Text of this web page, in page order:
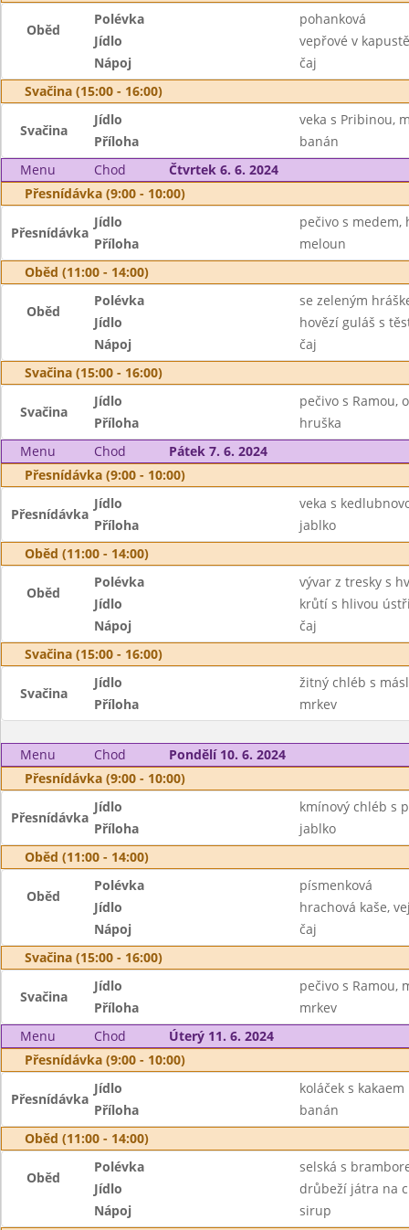
Oběd
Polévka
pohanková
Jídlo
vepřové v
Nápoj
čaj
Svačina (15:00 - 16:00)
Svačina
Jídlo
veka s Pribinou,
Příloha
banán
Menu
Chod
Čtvrtek 6. 6. 2024
Přesnídávka (9:00 - 10:00)
Přesnídávka
Jídlo
pečivo s medem,
Příloha
meloun
Oběd (11:00 - 14:00)
Oběd
Polévka
se zeleným
Jídlo
hovězí guláš s
Nápoj
čaj
Svačina (15:00 - 16:00)
Svačina
Jídlo
pečivo s Ramou,
Příloha
hruška
Menu
Chod
Pátek 7. 6. 2024
Přesnídávka (9:00 - 10:00)
Přesnídávka
Jídlo
veka s
Příloha
jablko
Oběd (11:00 - 14:00)
Oběd
Polévka
vývar z tresky s
Jídlo
krůtí s hlivou
Nápoj
čaj
Svačina (15:00 - 16:00)
Svačina
Jídlo
žitný chléb s
Příloha
mrkev
Menu Chod
Pondělí 10. 6. 2024
Přesnídávka (9:00 - 10:00)
Přesnídávka
Jídlo
kmínový chléb s
Příloha
jablko
Oběd (11:00 - 14:00)
Oběd
Polévka
písmenková
Jídlo
hrachová kaše,
Nápoj
čaj
Svačina (15:00 - 16:00)
Svačina
Jídlo
pečivo s Ramou,
Příloha
mrkev
Menu
Chod
Úterý 11. 6. 2024
Přesnídávka (9:00 - 10:00)
Přesnídávka
Jídlo
koláček s kakaem
Příloha
banán
Oběd (11:00 - 14:00)
Oběd
Polévka
selská s
Jídlo
drůbeží játra na
Nápoj
sirup